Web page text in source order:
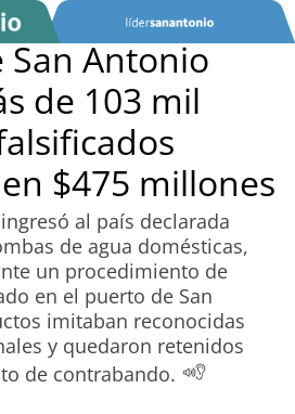
San Antonio
de 103 mil
$475 millones
al país declarada
de agua domésticas,
un procedimiento de
en el puerto de San
imitaban reconocidas
y quedaron retenidos
de contrabando.